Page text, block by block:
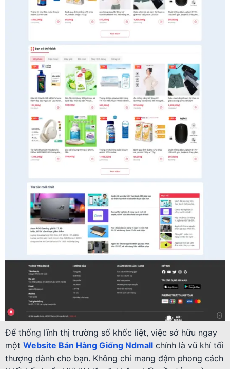
Để thống lĩnh thị trường số khốc liệt, việc sở hữu ngay
một Website Bán Hàng Giống Ndmall chính là vũ khí tối
thượng dành cho bạn. Không chỉ mang đậm phong cách